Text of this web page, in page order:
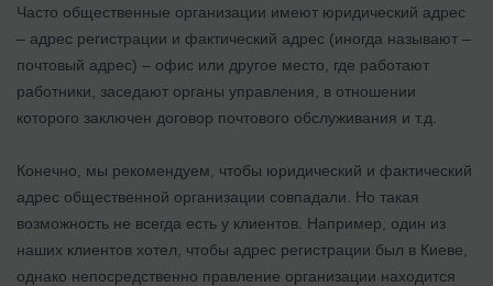
Часто общественные организации имеют юридический адрес
– адрес регистрации и фактический адрес (иногда называют –
почтовый адрес) – офис или другое место, где работают
работники, заседают органы управления, в отношении
которого заключен договор почтового обслуживания и т.д.
Конечно, мы рекомендуем, чтобы юридический и фактический
адрес общественной организации совпадали. Но такая
возможность не всегда есть у клиентов. Например, один из
наших клиентов хотел, чтобы адрес регистрации был в Киеве,
однако непосредственно правление организации находится